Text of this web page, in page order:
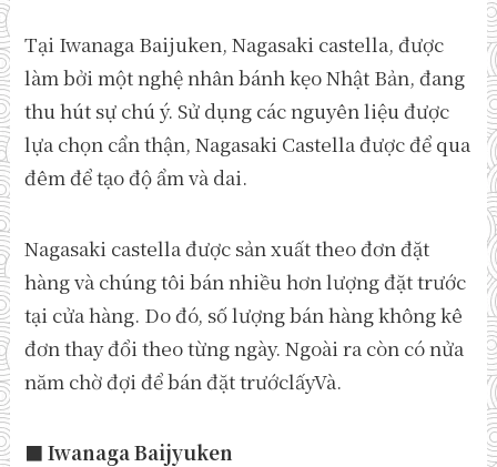
Tại Iwanaga Baijuken, Nagasaki castella, được
làm bởi một nghệ nhân bánh kẹo Nhật Bản, đang
thu hút sự chú ý. Sử dụng các nguyên liệu được
lựa chọn cẩn thận, Nagasaki Castella được để qua
đêm để tạo độ ẩm và dai.
Nagasaki castella được sản xuất theo đơn đặt
hàng và chúng tôi bán nhiều hơn lượng đặt trước
tại cửa hàng. Do đó, số lượng bán hàng không kê
đơn thay đổi theo từng ngày. Ngoài ra còn có nửa
năm chờ đợi để bán đặt trướclấyVà.
■ Iwanaga Baijyuken